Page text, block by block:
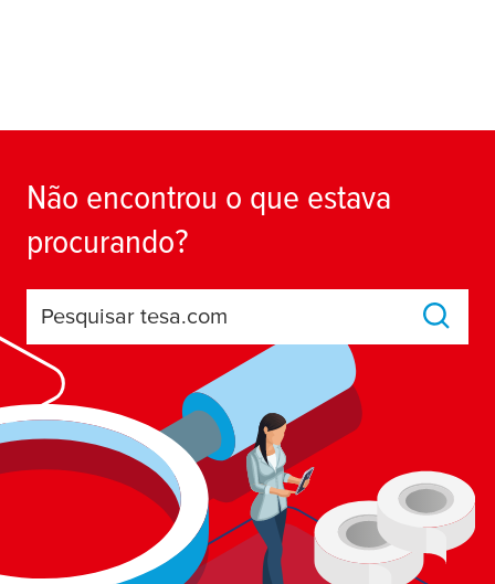
Não encontrou o que estava
procurando?
Pesquisar tesa.com